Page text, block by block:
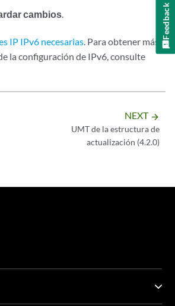
cambios.
IP IPv6 necesarias. Para obtener más
la configuración de IPv6, consulte
NEXT arrow_forward
UMT de la estructura de
actualización (4.2.0)
Feedback